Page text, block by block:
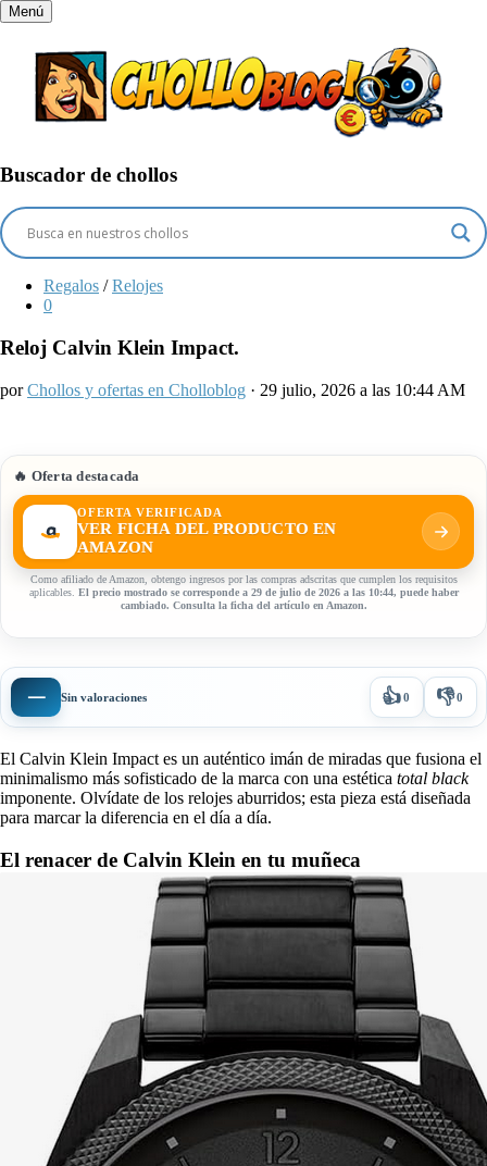
Menú
Buscador de chollos
Regalos / Relojes
0
Reloj Calvin Klein Impact.
porChollos y ofertas en Cholloblog · 29 julio, 2026 a las 10:44 AM
🔥 Oferta destacada
OFERTA VERIFICADA
VER FICHA DEL PRODUCTO EN
AMAZON
Como afiliado de Amazon, obtengo ingresos por las compras adscritas que cumplen los requisitos
aplicables. El precio mostrado se corresponde a 29 de julio de 2026 a las 10:44, puede haber
cambiado. Consulta la ficha del artículo en Amazon.
— Sin valoraciones 👍0 👎0
El Calvin Klein Impact es un auténtico imán de miradas que fusiona el
minimalismo más sofisticado de la marca con una estética total black
imponente. Olvídate de los relojes aburridos; esta pieza está diseñada
para marcar la diferencia en el día a día.
El renacer de Calvin Klein en tu muñeca